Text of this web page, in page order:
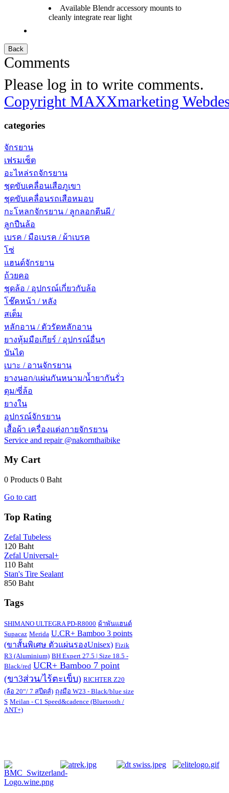
Available Blendr accessory mounts to
cleanly integrate rear light
Comments
Please log in to write comments.
Copyright MAXXmarketing
categories
จักรยาน
เฟรมเซ็ต
อะไหล่รถจักรยาน
ชุดขับเคลื่อนเสือภูเขา
ชุดขับเคลื่อนรถเสือหมอบ
กะโหลกจักรยาน / ลูกลอกตีนผี /
ลูกปืนล้อ
เบรค / มือเบรค / ผ้าเบรค
โซ่
แฮนด์จักรยาน
ถ้วยคอ
ชุดล้อ / อุปกรณ์เกี่ยวกับล้อ
โช๊คหน้า / หลัง
สเต็ม
หลักอาน / ตัวรัดหลักอาน
ยางหุ้มมือเกียร์ / อุปกรณ์อื่นๆ
บันได
เบาะ / อานจักรยาน
ยางนอก/แผ่นกันหนาม/น้ำยากันรั่ว
ดุม/ซี่ล้อ
ยางใน
อุปกรณ์จักรยาน
เสื้อผ้า เครื่องแต่งกายจักรยาน
Service and repair @nakornthaibike
My Cart
0 Products 0 Baht
Go to cart
Top Rating
Zefal Tubeless
120 Baht
Zefal Universal+
110 Baht
Stan's Tire Sealant
850 Baht
Tags
SHIMANO ULTEGRA PD-R8000 ผ้าพันแฮนด์
Supacaz Merida U.CR+ Bamboo 3 points
(ขาสั้นพิเศษ ตัวแผ่นรองUnisex) Fizik
R3 (Aluminium) BH Expert 27.5 | Size 18.5 -
Black/red UCR+ Bamboo 7 point
(ขา3ส่วน/ไร้ตะเข็บ) RICHTER Z20
(ล้อ 20“/ 7 สปีดส์) ถุงมือ W23 - Black/blue size
S Meilan - C1 Speed&cadence (Bluetooth /
ANT+)